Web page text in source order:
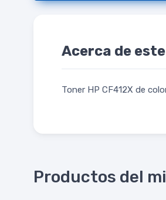
Acerca de
Toner HP CF412X de
Productos del